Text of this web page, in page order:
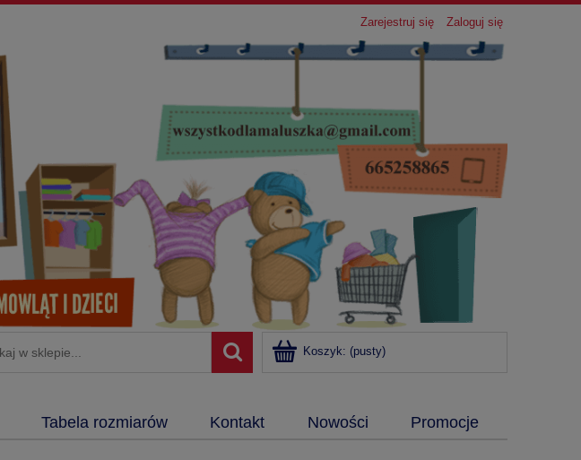
Zarejestruj się Zaloguj się
Koszyk: (pusty)
Tabela rozmiarów Kontakt Nowości Promocje